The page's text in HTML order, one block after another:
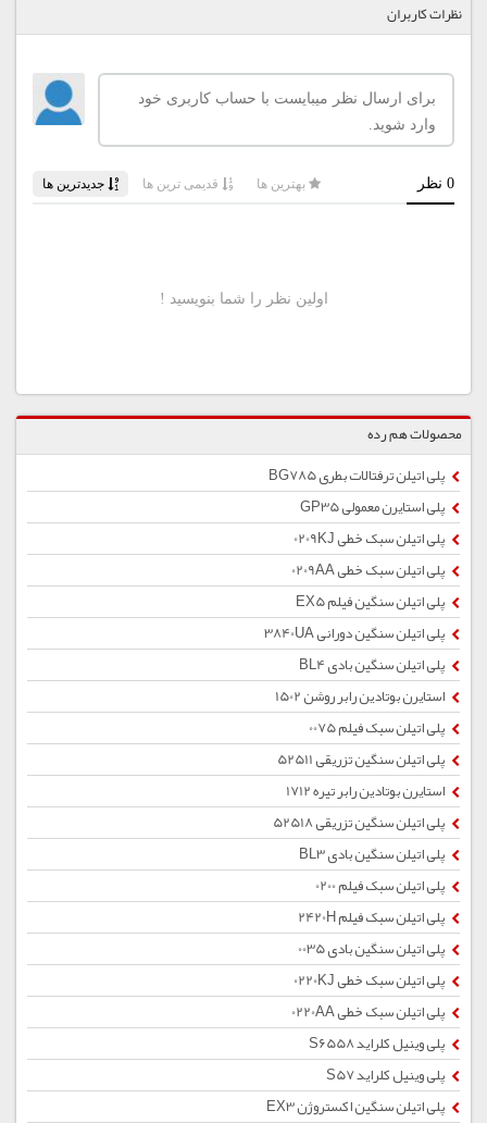
نظرات کاربران
محصولات هم رده
پلی اتیلن ترفتالات بطری BG785
پلی استایرن معمولی GP35
پلی اتیلن سبک خطی 0209KJ
پلی اتیلن سبک خطی 0209AA
پلی اتیلن سنگین فیلم EX5
پلی اتیلن سنگین دورانی 3840UA
پلی اتیلن سنگین بادی BL4
استایرن بوتادین رابر روشن 1502
پلی اتیلن سبک فیلم 0075
پلی اتیلن سنگین تزریقی 52511
استایرن بوتادین رابر تیره 1712
پلی اتیلن سنگین تزریقی 52518
پلی اتیلن سنگین بادی BL3
پلی اتیلن سبک فیلم 0200
پلی اتیلن سبک فیلم 2420H
پلی اتیلن سنگین بادی 0035
پلی اتیلن سبک خطی 0220KJ
پلی اتیلن سبک خطی 0220AA
پلی وینیل کلراید S6558
پلی وینیل کلراید S57
پلی اتیلن سنگین اکستروژن EX3